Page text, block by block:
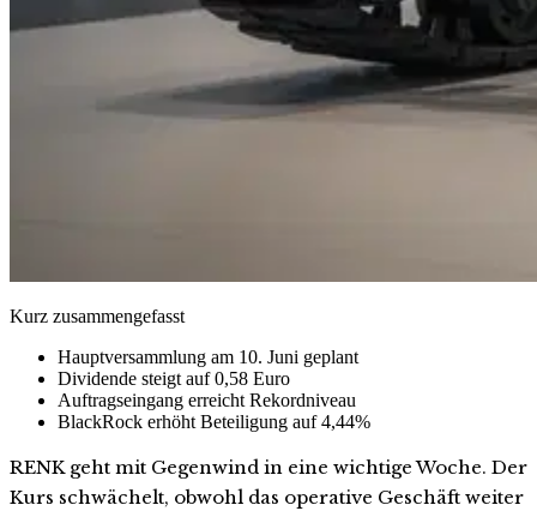
Kurz zusammengefasst
Hauptversammlung am 10. Juni geplant
Dividende steigt auf 0,58 Euro
Auftragseingang erreicht Rekordniveau
BlackRock erhöht Beteiligung auf 4,44%
RENK geht mit Gegenwind in eine wichtige Woche. Der
Kurs schwächelt, obwohl das operative Geschäft weiter